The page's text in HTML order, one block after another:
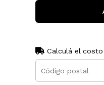
Calculá el costo